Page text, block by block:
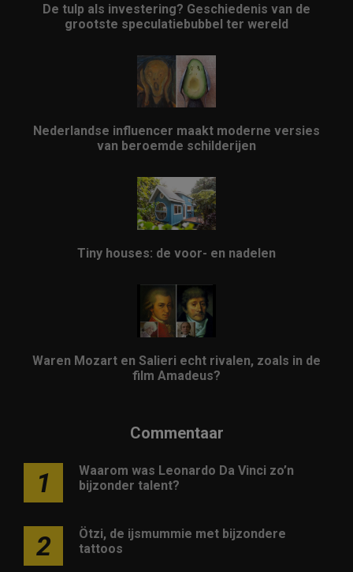
De tulp als investering? Geschiedenis van de
grootste speculatiebubbel ter wereld
Nederlandse influencer maakt moderne versies
van beroemde schilderijen
Tiny houses: de voor- en nadelen
Waren Mozart en Salieri echt rivalen, zoals in de
film Amadeus?
Commentaar
1
Waarom was Leonardo Da Vinci zo’n
bijzonder talent?
2
Ötzi, de ijsmummie met bijzondere
tattoos